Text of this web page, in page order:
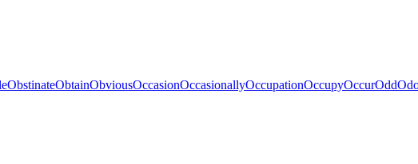
ObstinateObtainObviousOccasionOccasionallyOccupationOccupyOccurOdd